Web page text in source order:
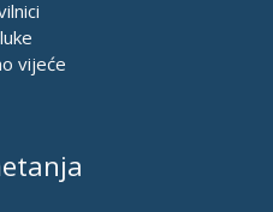
vijeće